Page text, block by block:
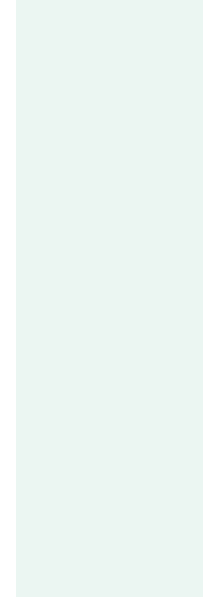
link opent in een nieuwe tab